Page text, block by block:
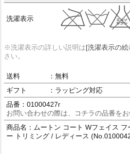
洗濯表示
※洗濯表示の詳しい説明は[洗濯表示の
さい。
送料
：無料
ギフト
：ラッピング対応
品番：01000427r
お問い合わせの際は、コチラの品番を
商品名：ムートン コート Wフェイス
ー トリミング / レディース